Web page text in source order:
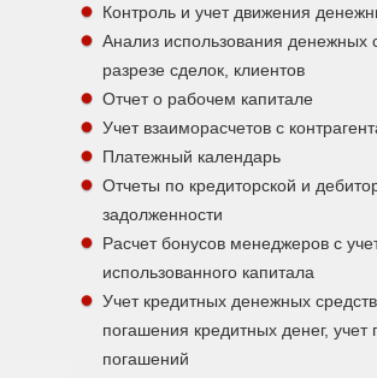
Контроль и учет движения
Анализ использования денежных
разрезе сделок, клиентов
Отчет о рабочем капитале
Учет взаиморасчетов с
Платежный календарь
Отчеты по кредиторской и
задолженности
Расчет бонусов менеджеров с
использованного капитала
Учет кредитных денежных
погашения кредитных денег, учет
погашений